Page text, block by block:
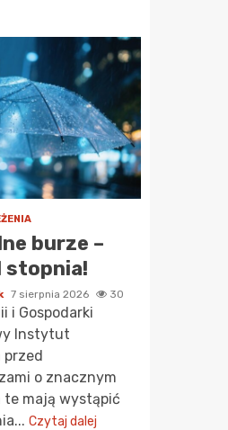
burze –
stopnia!
7 sierpnia 2026 30
i Gospodarki
Instytut
przed
o znacznym
te mają wystąpić
Czytaj dalej